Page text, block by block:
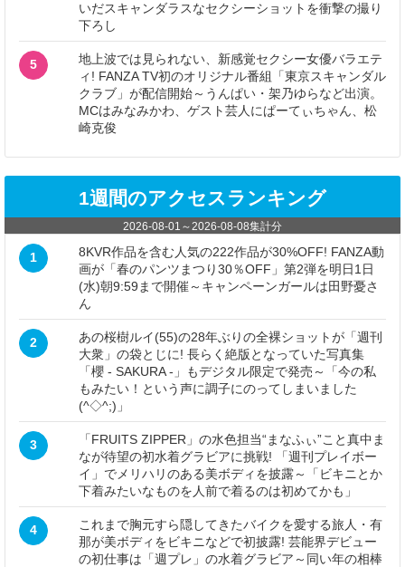
いだスキャンダラスなセクシーショットを衝撃の撮り
下ろし
5
地上波では見られない、新感覚セクシー女優バラエテ
ィ! FANZA TV初のオリジナル番組「東京スキャンダル
クラブ」が配信開始～うんぱい・架乃ゆらなど出演。
MCはみなみかわ、ゲスト芸人にぱーてぃちゃん、松
崎克俊
1週間のアクセスランキング
2026-08-01 ～2026-08-08集計分
1
8KVR作品を含む人気の222作品が30%OFF! FANZA動
画が「春のパンツまつり30％OFF」第2弾を明日1日
(水)朝9:59まで開催～キャンペーンガールは田野憂さ
ん
2
あの桜樹ルイ(55)の28年ぶりの全裸ショットが「週刊
大衆」の袋とじに! 長らく絶版となっていた写真集
「櫻 - SAKURA -」もデジタル限定で発売～「今の私
もみたい！という声に調子にのってしまいました
(^◇^;)」
3
「FRUITS ZIPPER」の水色担当“まなふぃ”こと真中ま
なが待望の初水着グラビアに挑戦! 「週刊プレイボー
イ」でメリハリのある美ボディを披露～「ビキニとか
下着みたいなものを人前で着るのは初めてかも」
4
これまで胸元すら隠してきたバイクを愛する旅人・有
那が美ボディをビキニなどで初披露! 芸能界デビュー
の初仕事は「週プレ」の水着グラビア～同い年の相棒